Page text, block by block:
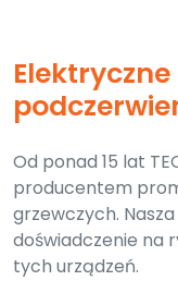
Od ponad 15 lat
producentem
grzewczych.
doświadczenie na
tych urządzeń.